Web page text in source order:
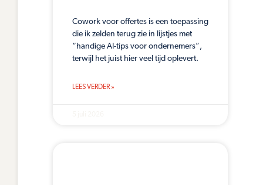
Cowork voor offertes is een toepassing
die ik zelden terug zie in lijstjes met
“handige AI-tips voor ondernemers”,
terwijl het juist hier veel tijd oplevert.
LEES VERDER »